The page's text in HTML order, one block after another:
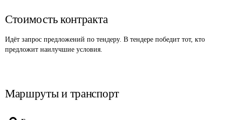
Стоимость контракта
Идёт запрос предложений по тендеру. В тендере победит тот, кто
предложит наилучшие условия.
Маршруты и транспорт